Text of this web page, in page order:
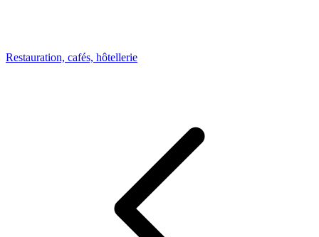
Restauration, cafés, hôtellerie